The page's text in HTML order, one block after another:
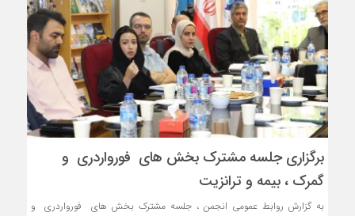
برگزاری جلسه مشترک بخش های فورواردری و
گمرک ، بیمه و ترانزیت
به گزارش روابط عمومی انجمن ، جلسه مشترک بخش های فورواردری و